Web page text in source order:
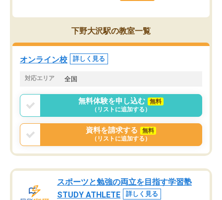
下野大沢駅の教室一覧
オンライン校 詳しく見る
対応エリア 全国
無料体験を申し込む
無料
（リストに追加する）
資料を請求する
無料
（リストに追加する）
スポーツと勉強の両立を目指す学習塾
STUDY ATHLETE
詳しく見る